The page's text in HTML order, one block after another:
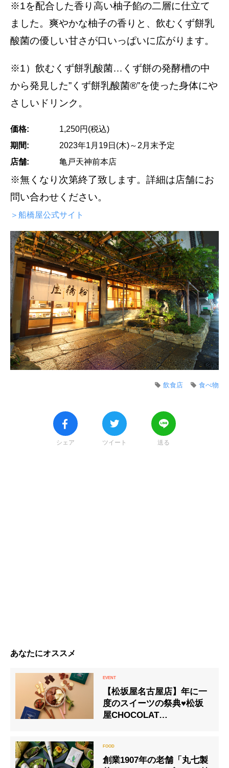
※1を配合した香り高い柚子餡の二層に仕立て
ました。爽やかな柚子の香りと、飲むくず餅乳
酸菌の優しい甘さが口いっぱいに広がります。
※1）飲むくず餅乳酸菌…くず餅の発酵槽の中
から発見した”くず餅乳酸菌®”を使った身体にや
さしいドリンク。
価格:
1,250円(税込)
期間:
2023年1月19日(木)～2月末予定
店舗:
亀戸天神前本店
※無くなり次第終了致します。詳細は店舗にお
問い合わせください。
＞船橋屋公式サイト
食べ物
飲食店
シェア ツイート 送る
あなたにオススメ
【松坂屋名古屋店】年に一
度のスイーツの祭典♥松坂
屋CHOCOLAT
創業1907年の老舗「丸七製